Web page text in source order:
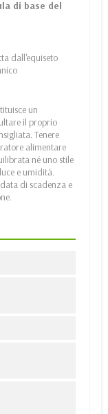
di base del
dall'equiseto
un
il proprio
Tenere
alimentare
né uno stile
e umidità.
di scadenza e